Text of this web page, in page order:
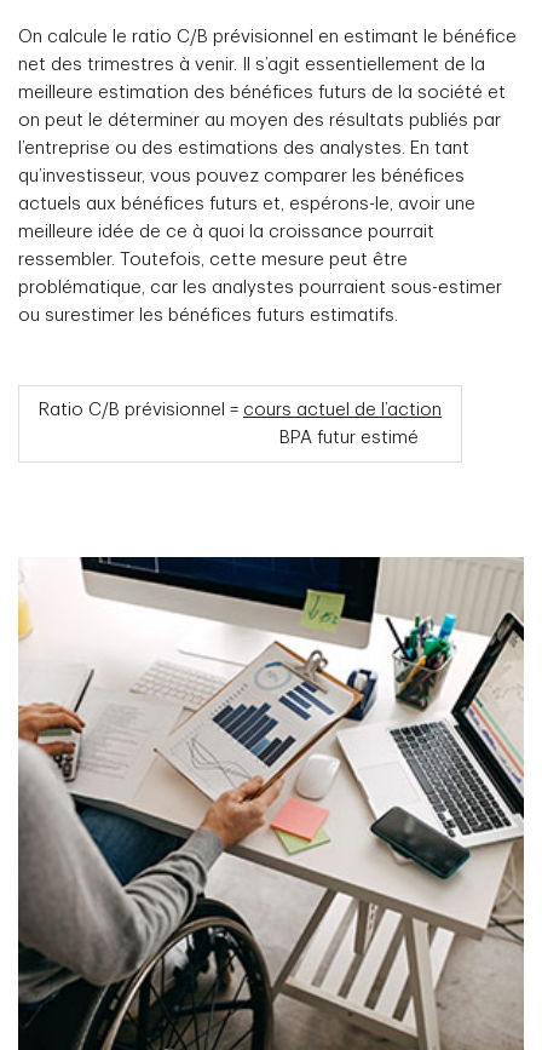
On calcule le ratio C/B prévisionnel en estimant le bénéfice
net des trimestres à venir. Il s’agit essentiellement de la
meilleure estimation des bénéfices futurs de la société et
on peut le déterminer au moyen des résultats publiés par
l’entreprise ou des estimations des analystes. En tant
qu’investisseur, vous pouvez comparer les bénéfices
actuels aux bénéfices futurs et, espérons-le, avoir une
meilleure idée de ce à quoi la croissance pourrait
ressembler. Toutefois, cette mesure peut être
problématique, car les analystes pourraient sous-estimer
ou surestimer les bénéfices futurs estimatifs.
Ratio C/B prévisionnel = cours actuel de l’action
BPA futur estimé